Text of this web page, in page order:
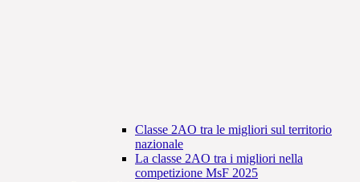
Classe 2AO tra le migliori sul territorio
nazionale
La classe 2AO tra i migliori nella
competizione MsF 2025